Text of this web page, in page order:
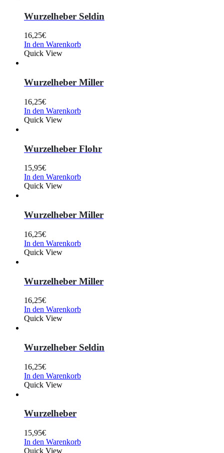
Wurzelheber Seldin
16,25€
In den Warenkorb
Quick View
Wurzelheber Miller
16,25€
In den Warenkorb
Quick View
Wurzelheber Flohr
15,95€
In den Warenkorb
Quick View
Wurzelheber Miller
16,25€
In den Warenkorb
Quick View
Wurzelheber Miller
16,25€
In den Warenkorb
Quick View
Wurzelheber Seldin
16,25€
In den Warenkorb
Quick View
Wurzelheber
15,95€
In den Warenkorb
Quick View